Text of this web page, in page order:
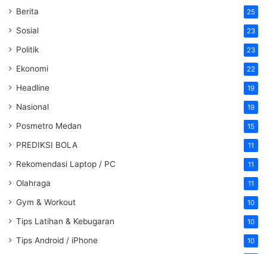
Berita 25
Sosial 23
Politik 23
Ekonomi 22
Headline 19
Nasional 19
Posmetro Medan 15
PREDIKSI BOLA 11
Rekomendasi Laptop / PC 11
Olahraga 11
Gym & Workout 10
Tips Latihan & Kebugaran 10
Tips Android / iPhone 10